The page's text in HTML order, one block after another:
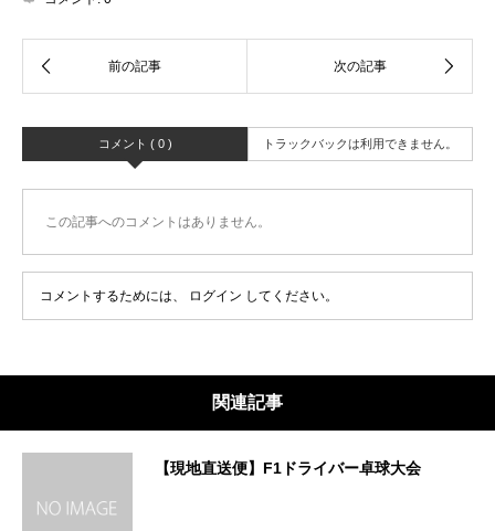
コメント ( 0 ) トラックバックは利用できません。
この記事へのコメントはありません。
コメントするためには、 ログイン してください。
関連記事
【現地直送便】F1ドライバー卓球大会